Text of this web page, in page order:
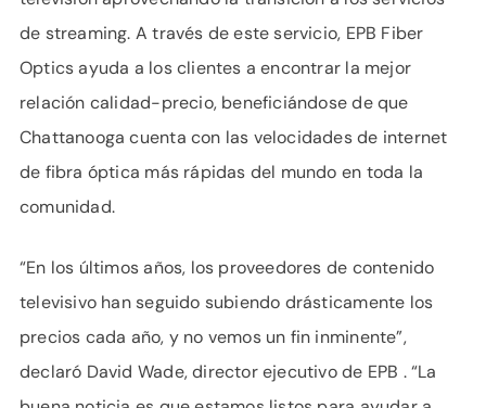
de streaming. A través de este servicio, EPB Fiber
Optics ayuda a los clientes a encontrar la mejor
relación calidad-precio, beneficiándose de que
Chattanooga cuenta con las velocidades de internet
de fibra óptica más rápidas del mundo en toda la
comunidad.
“En los últimos años, los proveedores de contenido
televisivo han seguido subiendo drásticamente los
precios cada año, y no vemos un fin inminente”,
declaró David Wade, director ejecutivo de EPB . “La